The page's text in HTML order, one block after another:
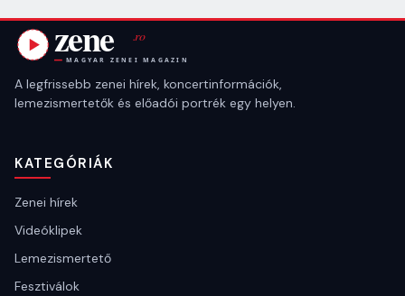
A legfrissebb zenei hírek, koncertinformációk,
lemezismertetők és előadói portrék egy helyen.
KATEGÓRIÁK
Zenei hírek
Videóklipek
Lemezismertető
Fesztiválok